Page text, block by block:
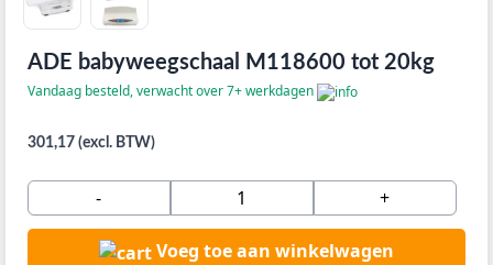
ADE babyweegschaal M118600 tot 20kg
Vandaag besteld, verwacht over 7+ werkdagen
301,17 (excl. BTW)
- +
Voeg toe aan winkelwagen